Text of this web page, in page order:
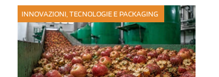
INNOVAZIONI, TECNOLOGIE E PACKAGING